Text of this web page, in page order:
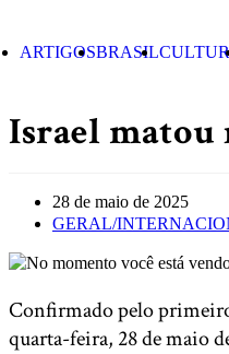
ARTIGOSBRASIL
Israel matou
28 de maio de 2025
GERAL/
Confirmado pelo
quarta-feira, 28 de maio